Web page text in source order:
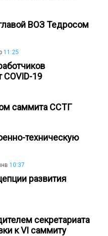
ВОЗ Тедросом
11:25
COVID-19
саммита ССТГ
техническую
10:37
развития
секретариата
к VI саммиту